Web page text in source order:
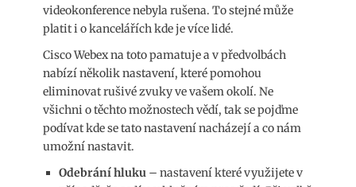
videokonference nebyla rušena. To stejné může
platit i o kancelářích kde je více lidé.
Cisco Webex na toto pamatuje a v předvolbách
nabízí několik nastavení, které pomohou
eliminovat rušivé zvuky ve vašem okolí. Ne
všichni o těchto možnostech vědí, tak se pojďme
podívat kde se tato nastavení nacházejí a co nám
umožní nastavit.
Odebrání hluku – nastavení které využijete v